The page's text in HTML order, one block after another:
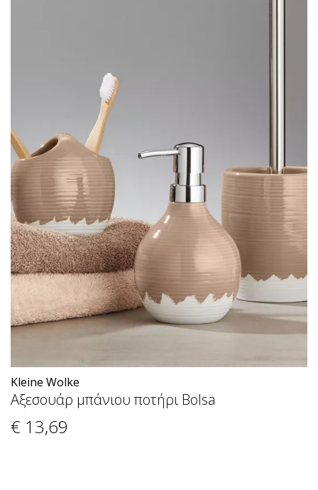
Kleine Wolke
Αξεσουάρ μπάνιου ποτήρι Bolsa
€ 13,69